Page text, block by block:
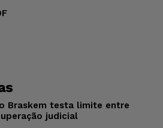
Braskem testa limite entre
judicial